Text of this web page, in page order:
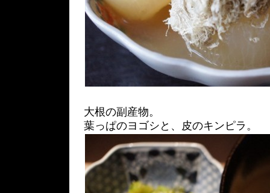
大根の副産物。
葉っぱのヨゴシと、皮のキンピラ。